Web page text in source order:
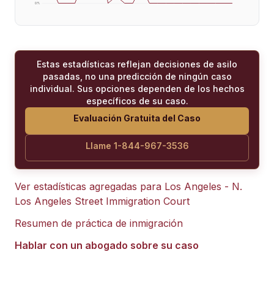
0%
Estas estadísticas reflejan decisiones de asilo
pasadas, no una predicción de ningún caso
individual. Sus opciones dependen de los hechos
específicos de su caso.
Evaluación Gratuita del Caso
Llame 1-844-967-3536
Ver estadísticas agregadas para Los Angeles - N.
Los Angeles Street Immigration Court
Resumen de práctica de inmigración
Hablar con un abogado sobre su caso